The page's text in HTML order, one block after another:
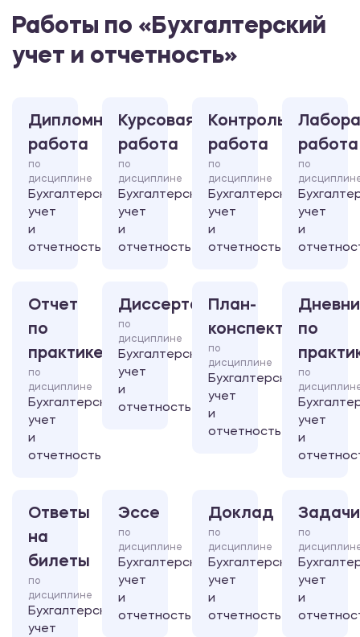
Работы по «Бухгалтерский
учет и отчетность»
Дипломная
работа
по
дисциплине
Бухгалтерский
учет
и
отчетность
Курсовая
работа
по
дисциплине
Бухгалтерский
учет
и
отчетность
Контрольная
работа
по
дисциплине
Бухгалтерский
учет
и
отчетность
работа
по
учет
и
Отчет
по
практике
по
дисциплине
Бухгалтерский
учет
и
отчетность
Диссертация
по
дисциплине
Бухгалтерский
учет
и
отчетность
План-
конспект
по
дисциплине
Бухгалтерский
учет
и
отчетность
по
по
учет
и
Ответы
на
билеты
по
дисциплине
Бухгалтерский
учет
Эссе
по
дисциплине
Бухгалтерский
учет
и
отчетность
Доклад
по
дисциплине
Бухгалтерский
учет
и
отчетность
Задачи
по
учет
и